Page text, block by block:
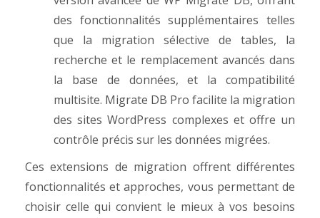
des fonctionnalités supplémentaires telles
que la migration sélective de tables, la
recherche et le remplacement avancés dans
la base de données, et la compatibilité
multisite. Migrate DB Pro facilite la migration
des sites WordPress complexes et offre un
contrôle précis sur les données migrées.
Ces extensions de migration offrent différentes
fonctionnalités et approches, vous permettant de
choisir celle qui convient le mieux à vos besoins